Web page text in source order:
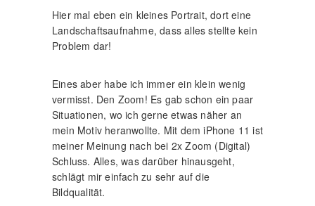
Hier mal eben ein kleines Portrait, dort eine
Landschaftsaufnahme, dass alles stellte kein
Problem dar!
Eines aber habe ich immer ein klein wenig
vermisst. Den Zoom! Es gab schon ein paar
Situationen, wo ich gerne etwas näher an
mein Motiv heranwollte. Mit dem iPhone 11 ist
meiner Meinung nach bei 2x Zoom (Digital)
Schluss. Alles, was darüber hinausgeht,
schlägt mir einfach zu sehr auf die
Bildqualität.